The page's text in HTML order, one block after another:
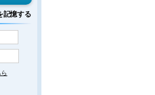
記憶する